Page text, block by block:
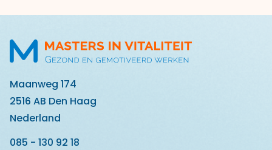
Maanweg 174
2516 AB Den Haag
Nederland
085 - 130 92 18